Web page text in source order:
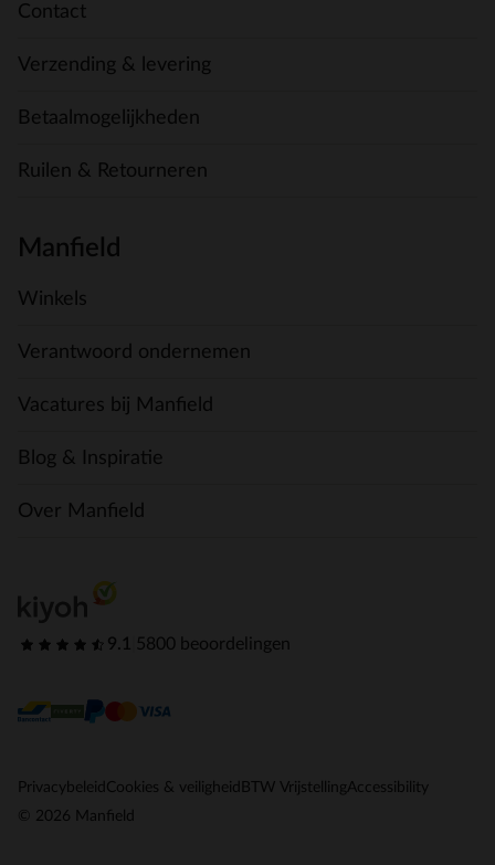
Contact
Verzending & levering
Betaalmogelijkheden
Ruilen & Retourneren
Manfield
Winkels
Verantwoord ondernemen
Vacatures bij Manfield
Blog & Inspiratie
Over Manfield
9.1 5800 beoordelingen
Privacybeleid Cookies & veiligheid BTW VrijstellingAccessibility
© 2026 Manfield